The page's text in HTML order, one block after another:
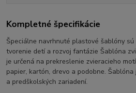
Kompletné špecifikácie
Špeciálne navrhnuté plastové šablóny
tvorenie detí a rozvoj fantázie Šablóna
je určená na prekreslenie zvieracieho
papier, kartón, drevo a podobne.
a predškolských zariadení.